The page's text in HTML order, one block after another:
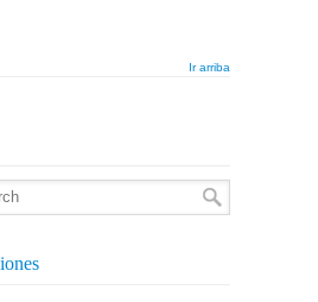
Ir arriba